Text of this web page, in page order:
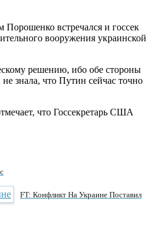
встречался и госсек
вооружения украинской
решению, ибо обе стороны
знала, что Путин сейчас точно
что Госсекретарь США
FT: Конфликт На Украине Поставил